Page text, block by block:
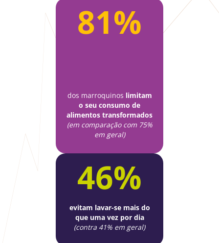
81%
dos marroquinos limitam
o seu consumo de
alimentos transformados
(em comparação com 75%
em geral)
46%
evitam lavar-se mais do
que uma vez por dia
(contra 41% em geral)